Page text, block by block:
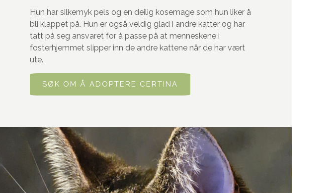
Hun har silkemyk pels og en deilig kosemage som hun liker å
bli klappet på. Hun er også veldig glad i andre katter og har
tatt på seg ansvaret for å passe på at menneskene i
fosterhjemmet slipper inn de andre kattene når de har vært
ute.
SØK OM Å ADOPTERE CERTINA